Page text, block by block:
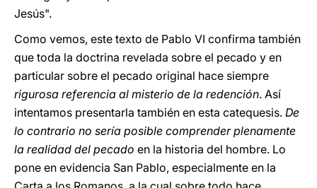
Jesús".
Como vemos, este texto de Pablo VI confirma también
que toda la doctrina revelada sobre el pecado y en
particular sobre el pecado original hace siempre
rigurosa referencia al misterio de la redención. Así
intentamos presentarla también en esta catequesis. De
lo contrario no sería posible comprender plenamente
la realidad del pecado en la historia del hombre. Lo
pone en evidencia San Pablo, especialmente en la